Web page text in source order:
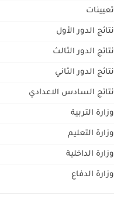
تعيينات
نتائج الدور الأول
نتائج الدور الثالث
نتائج الدور الثاني
نتائج السادس الاعدادي
وزارة التربية
وزارة التعليم
وزارة الداخلية
وزارة الدفاع